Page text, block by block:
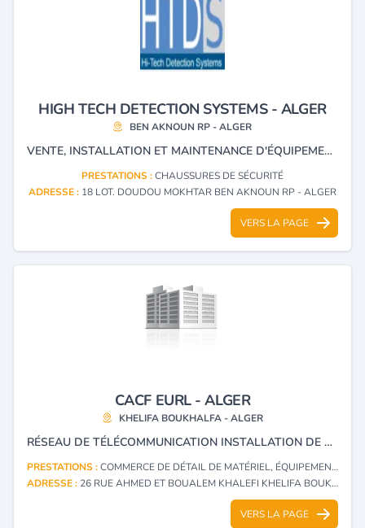
HIGH TECH DETECTION SYSTEMS - ALGER
BEN AKNOUN RP - ALGER
VENTE, INSTALLATION ET MAINTENANCE D'ÉQUIPEMENTS DE SÉCURITÉ.
PRESTATIONS :CHAUSSURES DE SÉCURITÉ
ADRESSE : 18 LOT. DOUDOU MOKHTAR BEN AKNOUN RP - ALGER
VERS LA PAGE
CACF EURL - ALGER
KHELIFA BOUKHALFA - ALGER
RÉSEAU DE TÉLÉCOMMUNICATION INSTALLATION DE RÉSEAU ET TRAITEMENT DES DONNÉES
PRESTATIONS :COMMERCE DE DÉTAIL DE MATÉRIEL, ÉQUIPEMENTS ET FOURNITURES DE PROTECTION ET DE SÉCURITÉ, LEURS PIÈCES DÉTACHÉES ET ACCESSOIRES
ADRESSE : 26 RUE AHMED ET BOUALEM KHALEFI KHELIFA BOUKHALFA - ALGER
VERS LA PAGE